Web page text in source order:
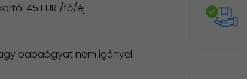
45 EUR /fő/éj
babaágyat nem igényel.